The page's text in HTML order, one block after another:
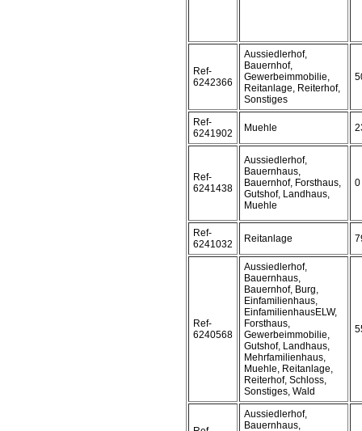
Ref-
6242366
Aussiedlerhof,
Bauernhof,
Gewerbeimmobilie,
Reitanlage, Reiterhof,
Sonstiges
Ref-
6241902
Muehle
Ref-
6241438
Aussiedlerhof,
Bauernhaus,
Bauernhof, Forsthaus,
Gutshof, Landhaus,
Muehle
0
Ref-
6241032
Reitanlage
Ref-
6240568
Aussiedlerhof,
Bauernhaus,
Bauernhof, Burg,
Einfamilienhaus,
EinfamilienhausELW,
Forsthaus,
Gewerbeimmobilie,
Gutshof, Landhaus,
Mehrfamilienhaus,
Muehle, Reitanlage,
Reiterhof, Schloss,
Sonstiges, Wald
Aussiedlerhof,
Bauernhaus,